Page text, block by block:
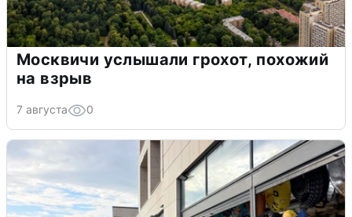
Москвичи услышали грохот, похожий
на взрыв
7 августа 0